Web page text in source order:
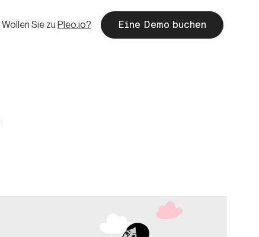
Wollen Sie zu Pleo.io? Eine Demo buchen